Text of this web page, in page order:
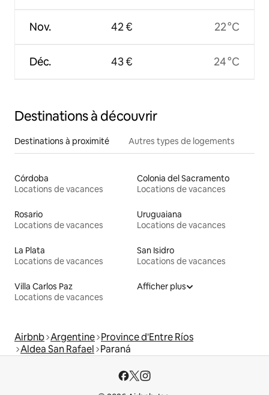
Nov.
Déc.
42 €
43 €
22 °C
24 °C
Destinations à découvrir
Destinations à proximité Autres types de logements
Córdoba
Locations de vacances
Colonia del Sacramento
Locations de vacances
Rosario
Locations de vacances
Uruguaiana
Locations de vacances
La Plata
Locations de vacances
San Isidro
Locations de vacances
Villa Carlos Paz
Locations de vacances
Afficher plus
Airbnb Argentine Province d'Entre Ríos
Aldea San Rafael Paraná